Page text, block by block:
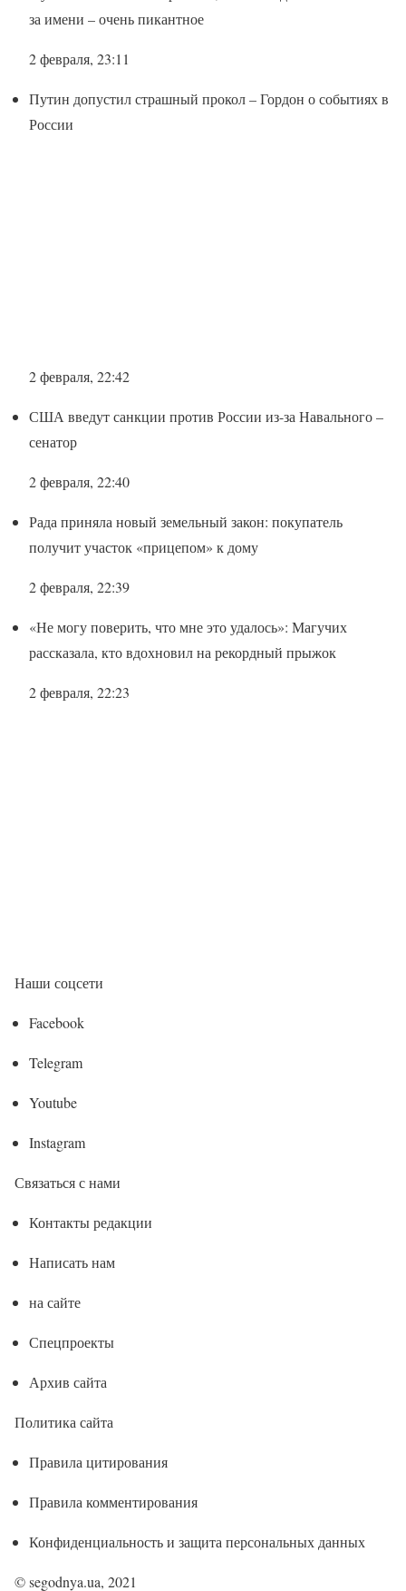
за имени – очень пикантное
2 февраля, 23:11
Путин допустил страшный прокол – Гордон о событиях в
России
2 февраля, 22:42
США введут санкции против России из-за Навального –
сенатор
2 февраля, 22:40
Рада приняла новый земельный закон: покупатель
получит участок «прицепом» к дому
2 февраля, 22:39
«Не могу поверить, что мне это удалось»: Магучих
рассказала, кто вдохновил на рекордный прыжок
2 февраля, 22:23
Наши соцсети
Facebook
Telegram
Youtube
Instagram
Связаться с нами
Контакты редакции
Написать нам
на сайте
Спецпроекты
Архив сайта
Политика сайта
Правила цитирования
Правила комментирования
Конфиденциальность и защита персональных данных
© segodnya.ua, 2021